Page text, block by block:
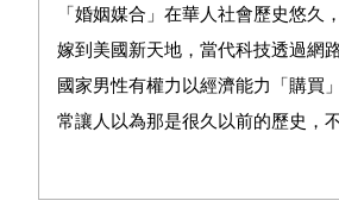
「婚姻媒合」在華人社會歷史悠
嫁到美國新天地，當代科技透過網
國家男性有權力以經濟能力「購買
常讓人以為那是很久以前的歷史，
在本地的婚姻仲介研究中，筆者與